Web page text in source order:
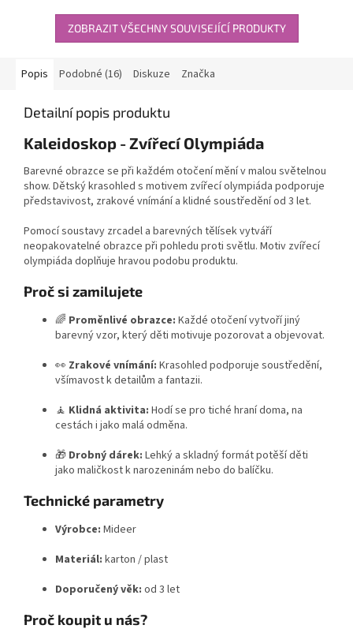
ZOBRAZIT VŠECHNY SOUVISEJÍCÍ PRODUKTY
Popis Podobné (16) Diskuze Značka
Detailní popis produktu
Kaleidoskop - Zvířecí Olympiáda
Barevné obrazce se při každém otočení mění v malou světelnou
show. Dětský krasohled s motivem zvířecí olympiáda podporuje
představivost, zrakové vnímání a klidné soustředění od 3 let.
Pomocí soustavy zrcadel a barevných tělísek vytváří
neopakovatelné obrazce při pohledu proti světlu. Motiv zvířecí
olympiáda doplňuje hravou podobu produktu.
Proč si zamilujete
🌈 Proměnlivé obrazce: Každé otočení vytvoří jiný
barevný vzor, který děti motivuje pozorovat a objevovat.
👀 Zrakové vnímání: Krasohled podporuje soustředění,
všímavost k detailům a fantazii.
🧘 Klidná aktivita: Hodí se pro tiché hraní doma, na
cestách i jako malá odměna.
🎁 Drobný dárek: Lehký a skladný formát potěší děti
jako maličkost k narozeninám nebo do balíčku.
Technické parametry
Výrobce: Mideer
Materiál: karton / plast
Doporučený věk: od 3 let
Proč koupit u nás?